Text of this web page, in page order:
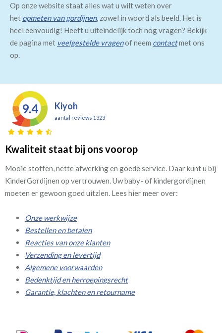
Op onze website staat alles wat u wilt weten over
het opmeten van gordijnen, zowel in woord als beeld. Het is
heel eenvoudig! Heeft u uiteindelijk toch nog vragen? Bekijk
de pagina met veelgestelde vragenof neem contactmet ons
op.
9.4 Kiyoh
aantal reviews 1323
Kwaliteit staat bij ons voorop
Mooie stoffen, nette afwerking en goede service. Daar kunt u bij
KinderGordijnen op vertrouwen. Uw baby- of kindergordijnen
moeten er gewoon goed uitzien. Lees hier meer over:
Onze werkwijze
Bestellen en betalen
Reacties van onze klanten
Verzending en levertijd
Algemene voorwaarden
Bedenktijd en herroepingsrecht
Garantie, klachten en retourname